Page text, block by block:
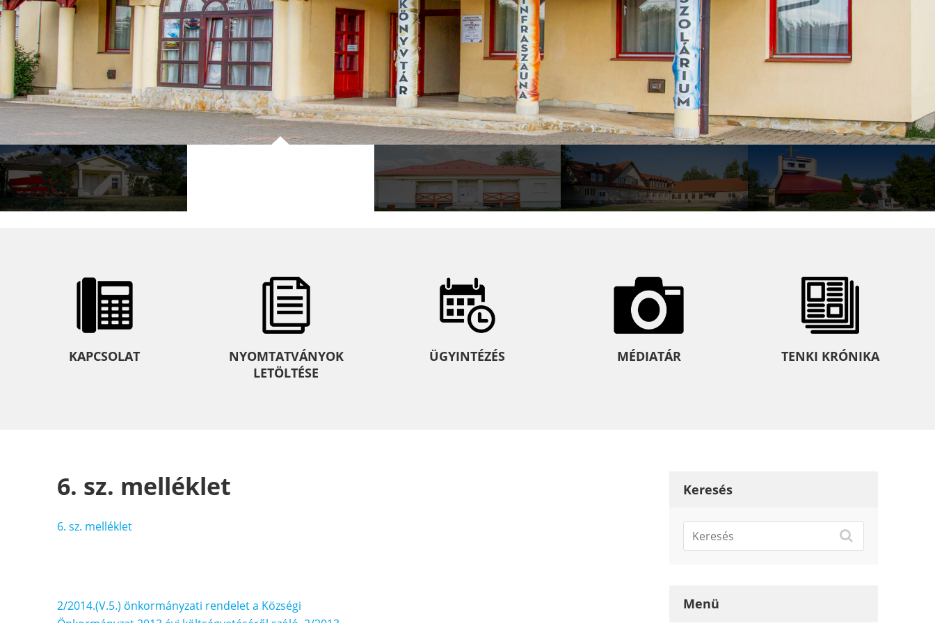
KAPCSOLAT
NYOMTATVÁNYOK
LETÖLTÉSE
ÜGYINTÉZÉS MÉDIATÁR TENKI KRÓNIKA
6. sz. melléklet
6. sz. melléklet
Bejegyzés
2/2014.(V.5.) önkormányzati rendelet a Községi
Keresés
Menü